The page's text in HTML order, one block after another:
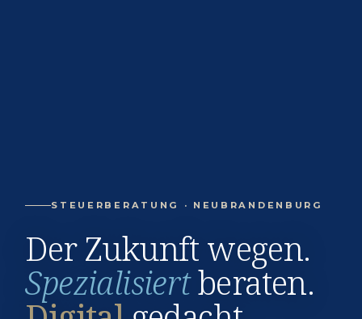
STEUERBERATUNG · NEUBRANDENBURG
Der Zukunft wegen.
Spezialisiertberaten.